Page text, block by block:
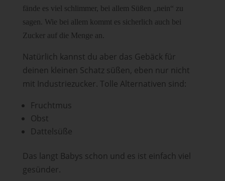
fände es viel schlimmer, bei allem Süßen „nein“ zu
sagen. Wie bei allem kommt es sicherlich auch bei
Zucker auf die Menge an.
Natürlich kannst du aber das Gebäck für
deinen kleinen Schatz süßen, eben nur nicht
mit Industriezucker. Tolle Alternativen sind:
Fruchtmus
Obst
Dattelsüße
Das langt Babys schon und es ist einfach viel
gesünder.